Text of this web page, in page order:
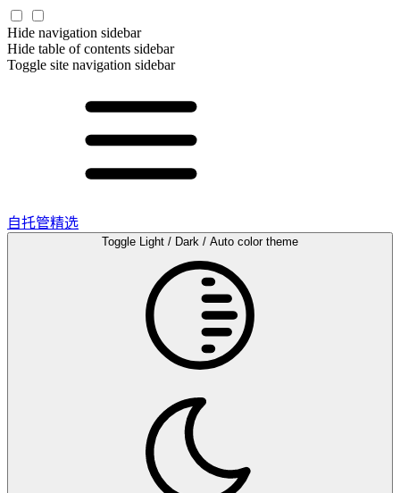
Hide navigation sidebar
Hide table of contents sidebar
Toggle site navigation sidebar
自托管精选
Toggle Light / Dark / Auto color theme